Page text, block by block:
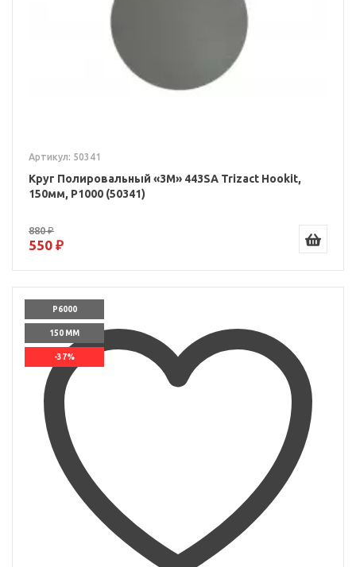
Артикул: 50341
Круг Полировальный «3M» 443SA Trizact Hookit,
150мм, P1000 (50341)
880 ₽
550 ₽
P6000
150 ММ
-37%